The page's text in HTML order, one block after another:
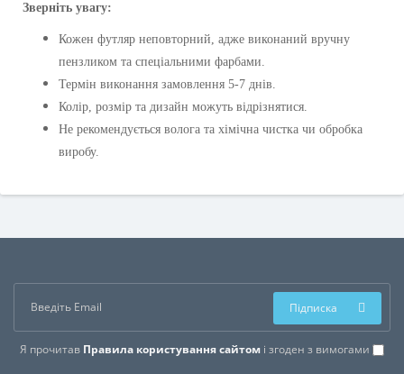
Зверніть увагу:
Кожен футляр неповторний, адже виконаний вручну
пензликом та спеціальними фарбами.
Термін виконання замовлення 5-7 днів.
Колір, розмір та дизайн можуть відрізнятися.
Не рекомендується волога та хімічна чистка чи обробка
виробу.
Я прочитав Правила користування сайтом і згоден з вимогами
Підписка